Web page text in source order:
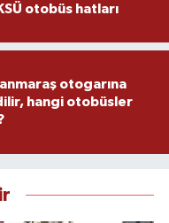
otobüs hatları
otogarına
hangi otobüsler